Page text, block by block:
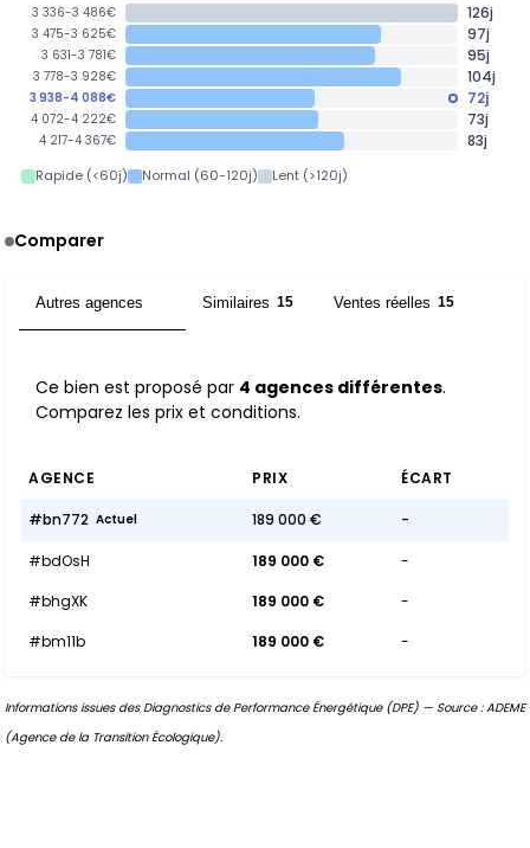
3 336-3 486€ 126j
3 475-3 625€ 97j
3 631-3 781€ 95j
3 778-3 928€ 104j
3 938-4 088€ 72j
4 072-4 222€ 73j
4 217-4 367€ 83j
Rapide (<60j) Normal (60-120j) Lent (>120j)
Comparer
Autres agences Similaires 15 Ventes réelles 15
Ce bien est proposé par 4 agences différentes.
Comparez les prix et conditions.
AGENCE PRIX ÉCART
#bn772 Actuel 189 000 € -
#bdOsH 189 000 €
-
#bhgXK
189 000 €
-
#bm11b
189 000 € -
Informations issues des Diagnostics de Performance Énergétique (DPE) — Source : ADEME
(Agence de la Transition Écologique).